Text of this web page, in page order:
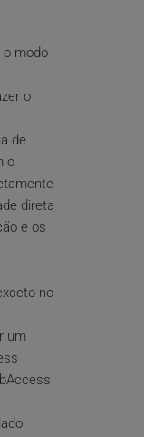
o modo
o
de
o
direta
e os
no
um